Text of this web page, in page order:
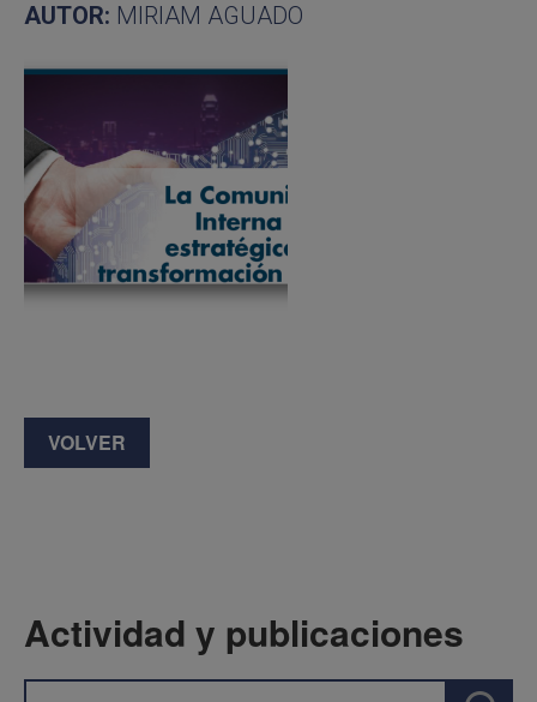
AUTOR: MIRIAM AGUADO
VOLVER
Actividad y publicaciones